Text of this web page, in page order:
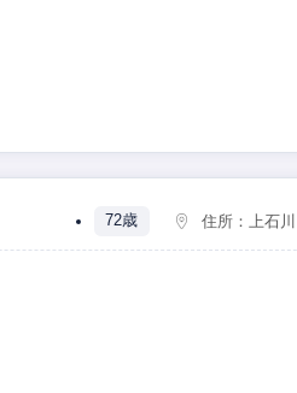
72歳 住所：上石川